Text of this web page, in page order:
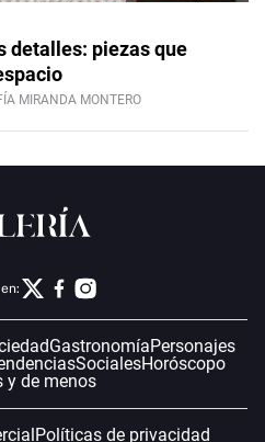
detalles: piezas que
MIRANDA MONTERO
GastronomíaPersonajes
SocialesHoróscopo
y de menos
Políticas de privacidad